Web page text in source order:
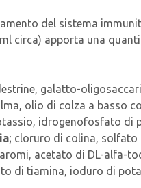
del sistema
circa) apporta una
galatto-
olio di colza a
idrogenofosfato di
; cloruro di colina,
acetato di DL-
di tiamina, ioduro di